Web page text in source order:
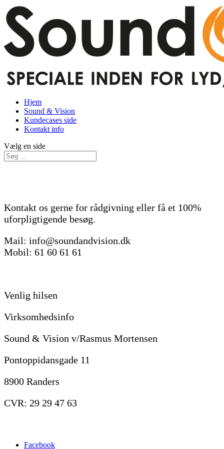
Hjem
Sound & Vision
Kundecases side
Kontakt info
Vælg en side
Kontakt os gerne for rådgivning eller få et 100%
uforpligtigende besøg.
Mail: info@soundandvision.dk
Mobil: 61 60 61 61
Venlig hilsen
Virksomhedsinfo
Sound & Vision v/Rasmus Mortensen
Pontoppidansgade 11
8900 Randers
CVR: 29 29 47 63
Facebook